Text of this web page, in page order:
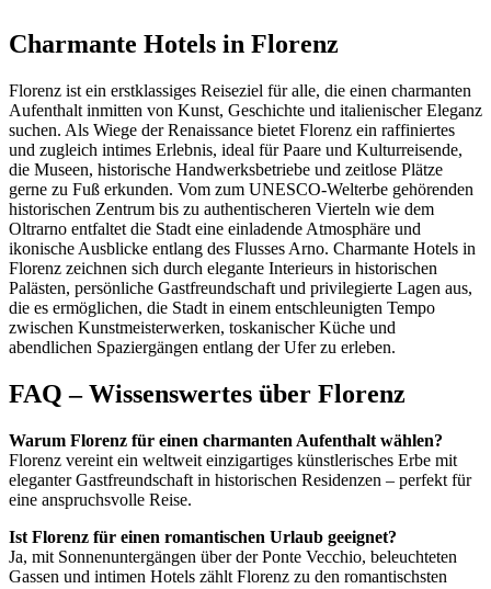
Charmante Hotels in Florenz
Florenz ist ein erstklassiges Reiseziel für alle, die einen charmanten
Aufenthalt inmitten von Kunst, Geschichte und italienischer Eleganz
suchen. Als Wiege der Renaissance bietet Florenz ein raffiniertes
und zugleich intimes Erlebnis, ideal für Paare und Kulturreisende,
die Museen, historische Handwerksbetriebe und zeitlose Plätze
gerne zu Fuß erkunden. Vom zum UNESCO-Welterbe gehörenden
historischen Zentrum bis zu authentischeren Vierteln wie dem
Oltrarno entfaltet die Stadt eine einladende Atmosphäre und
ikonische Ausblicke entlang des Flusses Arno. Charmante Hotels in
Florenz zeichnen sich durch elegante Interieurs in historischen
Palästen, persönliche Gastfreundschaft und privilegierte Lagen aus,
die es ermöglichen, die Stadt in einem entschleunigten Tempo
zwischen Kunstmeisterwerken, toskanischer Küche und
abendlichen Spaziergängen entlang der Ufer zu erleben.
FAQ – Wissenswertes über Florenz
Warum Florenz für einen charmanten Aufenthalt wählen?
Florenz vereint ein weltweit einzigartiges künstlerisches Erbe mit
eleganter Gastfreundschaft in historischen Residenzen – perfekt für
eine anspruchsvolle Reise.
Ist Florenz für einen romantischen Urlaub geeignet?
Ja, mit Sonnenuntergängen über der Ponte Vecchio, beleuchteten
Gassen und intimen Hotels zählt Florenz zu den romantischsten